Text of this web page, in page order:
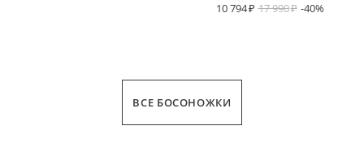
10 794
17 990 -40%
ВСЕ БОСОНОЖКИ